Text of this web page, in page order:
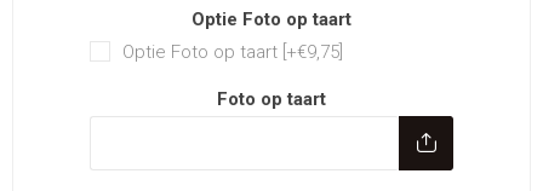
Optie Foto op taart
Optie Foto op taart [+€9,75]
Foto op taart